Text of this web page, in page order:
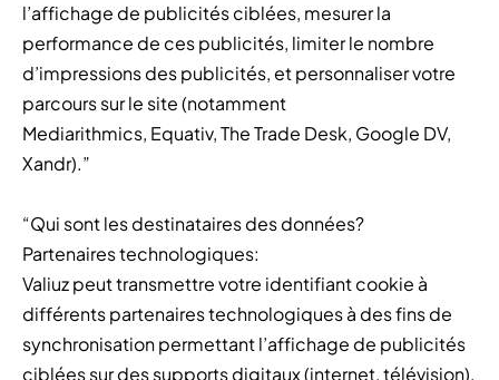
l’affichage de publicités ciblées, mesurer la
performance de ces publicités, limiter le nombre
d’impressions des publicités, et personnaliser votre
parcours sur le site (notamment
Mediarithmics, Equativ, The Trade Desk, Google DV,
Xandr).”
“Qui sont les destinataires des données?
Partenaires technologiques:
Valiuz peut transmettre votre identifiant cookie à
différents partenaires technologiques à des fins de
synchronisation permettant l’affichage de publicités
ciblées sur des supports digitaux (internet, télévision),